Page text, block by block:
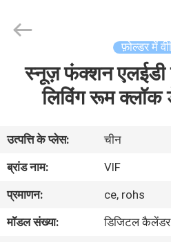
हमारे
बारे
फ़ोल्डर में
स्नूज़ फंक्शन
लिविंग रूम क्लॉक
उत्पत्ति के प्लेस:
चीन
ब्रांड नाम:
VIF
प्रमाणन:
ce, rohs
मॉडल संख्या:
डिजिटल कैलेंडर